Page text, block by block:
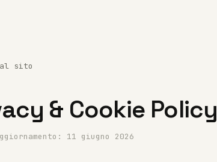
al sito
& Cookie Policy
11 giugno 2026